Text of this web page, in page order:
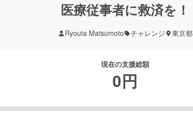
医療従事者に救済を！
Ryouta Matsumoto チャレンジ 東京都
現在の支援総額
0円